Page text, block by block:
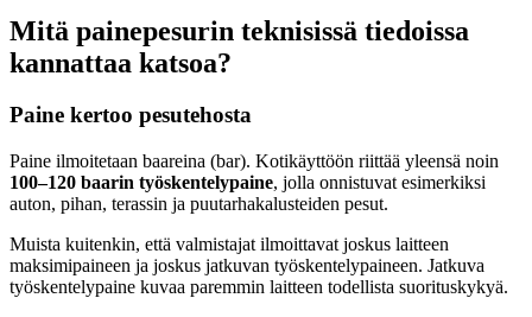
Mitä painepesurin teknisissä tiedoissa
kannattaa katsoa?
Paine kertoo pesutehosta
Paine ilmoitetaan baareina (bar). Kotikäyttöön riittää yleensä noin
100–120 baarin työskentelypaine, jolla onnistuvat esimerkiksi
auton, pihan, terassin ja puutarhakalusteiden pesut.
Muista kuitenkin, että valmistajat ilmoittavat joskus laitteen
maksimipaineen ja joskus jatkuvan työskentelypaineen. Jatkuva
työskentelypaine kuvaa paremmin laitteen todellista suorituskykyä.